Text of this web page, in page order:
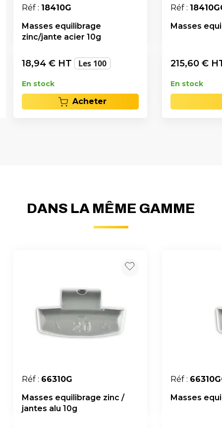
Réf : 18410G
Masses equilibrage
zinc/jante acier 10g
18,94 € HT Les 100
En stock
Acheter
Réf :
Masses
215,60 €
En stock
DANS LA MÊME GAMME
Réf : 66310G
Masses equilibrage zinc /
jantes alu 10g
Réf :
Masses